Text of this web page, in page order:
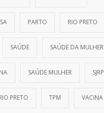
PARTO RIO PRETO
SAÚDE SAÚDE DA MULHER
SAÚDE MULHER SJRP
PRETO TPM VACINA